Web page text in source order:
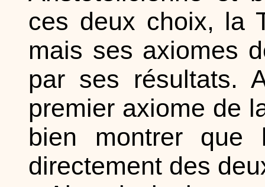
ces deux choix, la
mais ses axiomes
par ses résultats.
premier axiome de
bien montrer que
directement des